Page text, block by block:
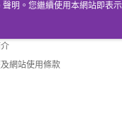
們
網站使用條款
聲明。您繼續使用本網站即表